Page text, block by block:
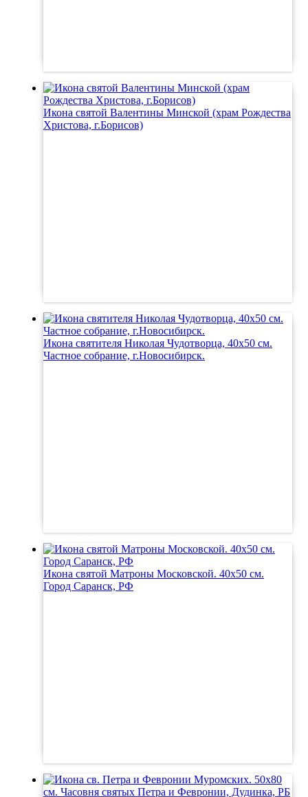
Икона святой Валентины Минской (храм Рождества
Христова, г.Борисов)
Икона святителя Николая Чудотворца, 40х50 см.
Частное собрание, г.Новосибирск.
Икона святой Матроны Московской. 40х50 см.
Город Саранск, РФ